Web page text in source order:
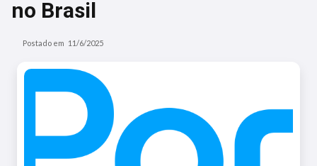
no Brasil
Postado em 11/6/2025